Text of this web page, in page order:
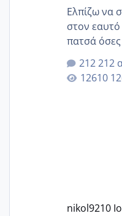
Ελπίζω να
στον
πατσά όσες
212
nikol9210